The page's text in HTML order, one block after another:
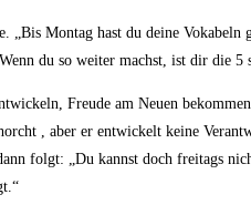
„Bis Montag hast du deine
du so weiter machst, ist dir die 5
Freude am Neuen
, aber er entwickelt keine
folgt: „Du kannst doch freitags